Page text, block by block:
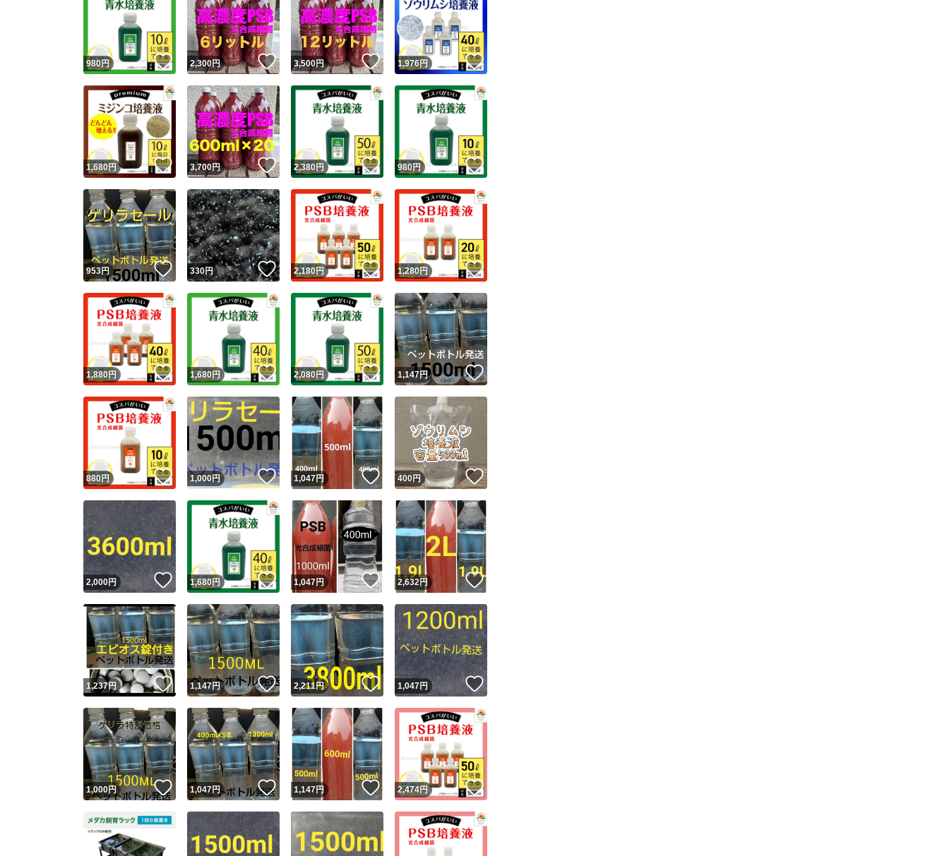
※このバッジは実績に基づく表示であり、発送を保証しているものではありません
スピード＆安心発送
このユーザーは高頻度で24時間以内＆設定した発送日数内に発送してい
ます
スピード発送 このユーザーは高頻度で24時間以内に発送しています
安心発送 このユーザーは設定した発送日数内に発送しています
980円 いいね！
2,300円 いいね！
3,500円 いいね！
1,976円
1,680円 いいね！
3,700円 いいね！
2,380円 いいね！
980円
953円 いいね！
330円 いいね！
2,180円 いいね！
1,280円
1,880円 いいね！
1,680円 いいね！
2,080円 いいね！
1,147円 いいね！
880円 いいね！
1,000円 いいね！
1,047円 いいね！
400円 いいね！
2,000円 いいね！
1,680円 いいね！
1,047円 いいね！
2,632円 いいね！
1,237円 いいね！
1,147円 いいね！
2,211円 いいね！
1,047円 いいね！
1,000円 いいね！
1,047円 いいね！
1,147円 いいね！
2,474円